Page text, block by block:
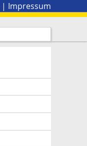
| Impressum